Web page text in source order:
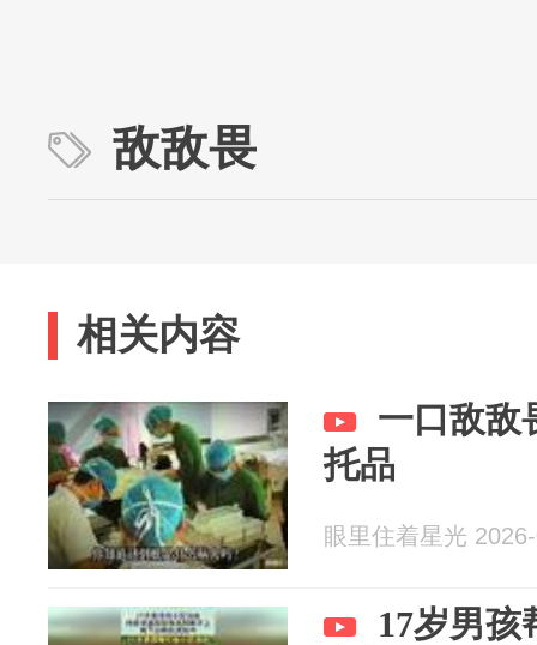
敌敌畏
相关内容
一口敌敌
托品
眼里住着星光
17岁男孩